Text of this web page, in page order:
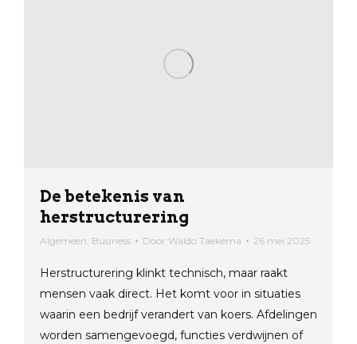
De betekenis van
herstructurering
Algemeen, Business Door Waldo Taekema 26 mei 2025
Herstructurering klinkt technisch, maar raakt
mensen vaak direct. Het komt voor in situaties
waarin een bedrijf verandert van koers. Afdelingen
worden samengevoegd, functies verdwijnen of